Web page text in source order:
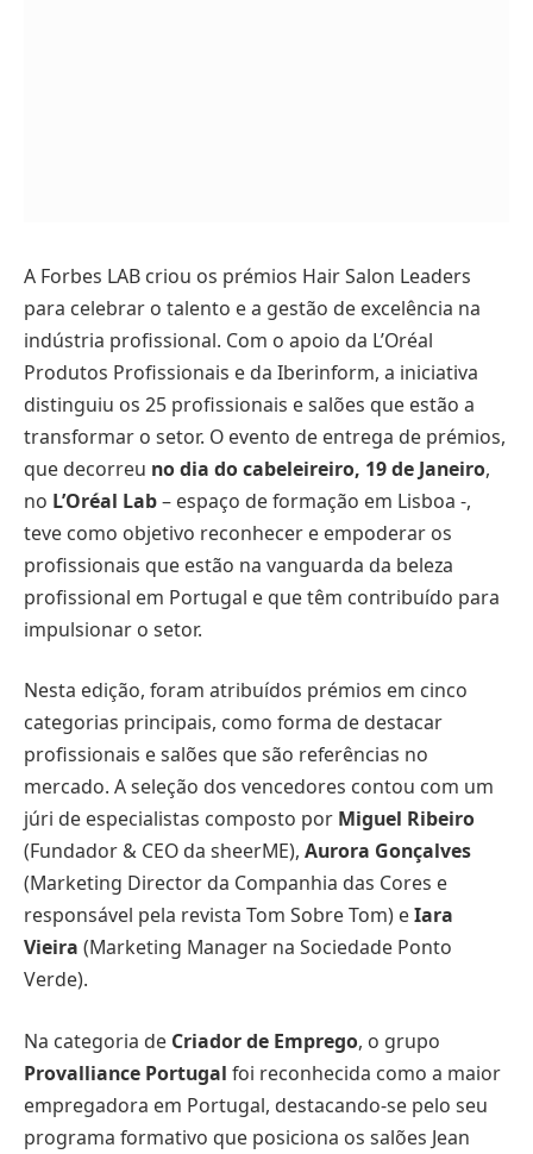
A Forbes LAB criou os prémios Hair Salon Leaders
para celebrar o talento e a gestão de excelência na
indústria profissional. Com o apoio da L’Oréal
Produtos Profissionais e da Iberinform, a iniciativa
distinguiu os 25 profissionais e salões que estão a
transformar o setor. O evento de entrega de prémios,
que decorreu no dia do cabeleireiro, 19 de Janeiro,
no L’Oréal Lab– espaço de formação em Lisboa -,
teve como objetivo reconhecer e empoderar os
profissionais que estão na vanguarda da beleza
profissional em Portugal e que têm contribuído para
impulsionar o setor.
Nesta edição, foram atribuídos prémios em cinco
categorias principais, como forma de destacar
profissionais e salões que são referências no
mercado. A seleção dos vencedores contou com um
júri de especialistas composto por Miguel Ribeiro
(Fundador & CEO da sheerME), Aurora Gonçalves
(Marketing Director da Companhia das Cores e
responsável pela revista Tom Sobre Tom) eIara
Vieira (Marketing Manager na Sociedade Ponto
Verde).
Na categoria de Criador de Emprego, o grupo
Provalliance Portugal foi reconhecida como a maior
empregadora em Portugal, destacando-se pelo seu
programa formativo que posiciona os salões Jean